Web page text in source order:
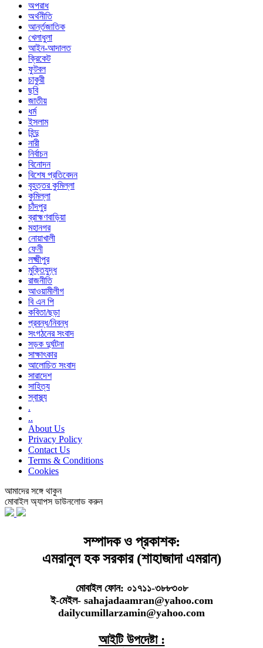
অপরাধ
অর্থনীতি
আর্ন্তজাতিক
খেলাধুলা
আইন-আদালত
ক্রিকেট
ফুটবল
চাকুরী
ছবি
জাতীয়
ধর্ম
ইসলাম
হিন্দু
নারী
নির্বাচন
বিনোদন
বিশেষ প্রতিবেদন
বৃহত্তর কুমিল্লা
কুমিল্লা
চাঁদপুর
ব্রাহ্মণবাড়িয়া
মহানগর
নোয়াখালী
ফেনী
লক্ষ্মীপুর
মুক্তিযুদ্ধ
রাজনীতি
আওয়ামীলীগ
বি এন পি
কবিতা/ছড়া
প্রবন্ধ/নিবন্ধ
সংগঠনের সংবাদ
সড়ক দুর্ঘটনা
সাক্ষাৎকার
আলোচিত সংবাদ
সারাদেশ
সাহিত্য
স্বাস্থ্য
.
..
About Us
Privacy Policy
Contact Us
Terms & Conditions
Cookies
আমাদের সঙ্গে থাকুন
মোবাইল অ্যাপস ডাউনলোড করুন
সম্পাদক ও প্রকাশক:
এমরানুল হক সরকার (শাহাজাদা এমরান)
মোবাইল ফোন: ০১৭১১-৩৮৮৩০৮
ই-মেইল- sahajadaamran@yahoo.com
dailycumillarzamin@yahoo.com
আইটি উপদেষ্টা :